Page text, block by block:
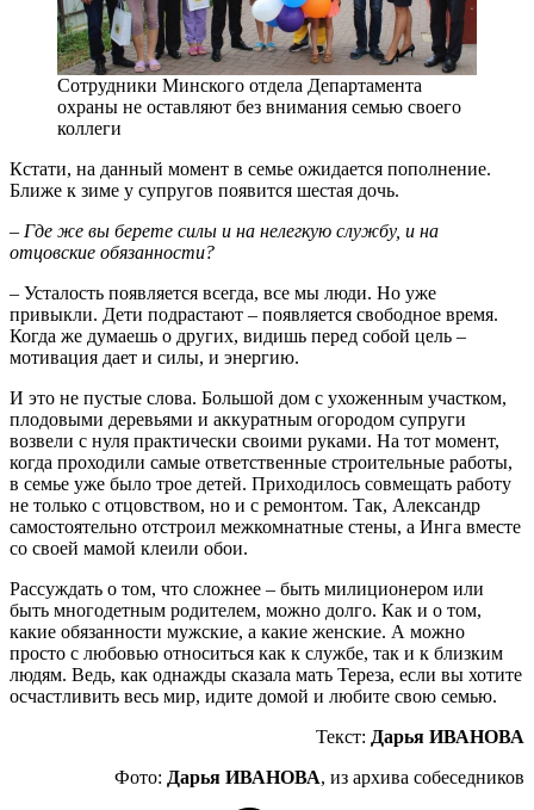
Сотрудники Минского отдела Департамента
охраны не оставляют без внимания семью своего
коллеги
Кстати, на данный момент в семье ожидается пополнение.
Ближе к зиме у супругов появится шестая дочь.
– Где же вы берете силы и на нелегкую службу, и на
отцовские обязанности?
– Усталость появляется всегда, все мы люди. Но уже
привыкли. Дети подрастают – появляется свободное время.
Когда же думаешь о других, видишь перед собой цель –
мотивация дает и силы, и энергию.
И это не пустые слова. Большой дом с ухоженным участком,
плодовыми деревьями и аккуратным огородом супруги
возвели с нуля практически своими руками. На тот момент,
когда проходили самые ответственные строительные работы,
в семье уже было трое детей. Приходилось совмещать работу
не только с отцовством, но и с ремонтом. Так, Александр
самостоятельно отстроил межкомнатные стены, а Инга вместе
со своей мамой клеили обои.
Рассуждать о том, что сложнее – быть милиционером или
быть многодетным родителем, можно долго. Как и о том,
какие обязанности мужские, а какие женские. А можно
просто с любовью относиться как к службе, так и к близким
людям. Ведь, как однажды сказала мать Тереза, если вы хотите
осчастливить весь мир, идите домой и любите свою семью.
Текст: Дарья ИВАНОВА
Фото: Дарья ИВАНОВА, из архива собеседников